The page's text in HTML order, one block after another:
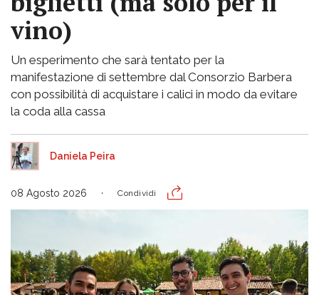
vino)
Un esperimento che sarà tentato per la
manifestazione di settembre dal Consorzio Barbera
con possibilità di acquistare i calici in modo da evitare
la coda alla cassa
Daniela Peira
08 Agosto 2026 Condividi